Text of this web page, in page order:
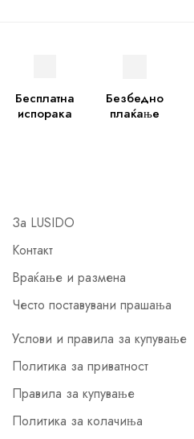
Бесплатна
испорака
Безбедно
плаќање
За LUSIDO
Контакт
Враќање и размена
Често поставувани прашања
Услови и правила за купување
Политика за приватност
Правила за купување
Политика за колачиња